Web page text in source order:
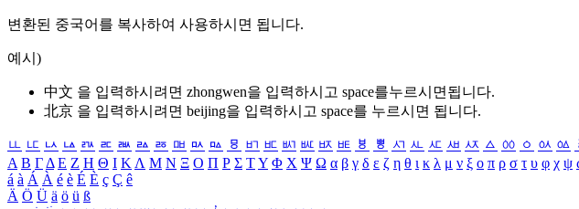
변환된 중국어를 복사하여 사용하시면 됩니다.
예시)
中文 을 입력하시려면 zhongwen을 입력하시고 space를누르시면됩니다.
北京 을 입력하시려면 beijing을 입력하시고 space를 누르시면 됩니다.
ㅥ ㅦ ㅧ ㅨ ㅩ ㅪ ㅫ ㅬ ㅭ ㅮ ㅯ ㅰ ㅱ ㅲ ㅳ ㅴ ㅵ ㅶ ㅷ ㅸ ㅹ ㅺ ㅻ ㅼ ㅽ ㅾ ㅿ ㆀ ㆁ ㆂ ㆃ
Α Β ΓΔ Ε Ζ Η Θ Ι ΚΛ Μ Ν Ξ Ο Π Ρ Σ ΤΥ Φ Χ Ψ Ω α β γ δ ε ζ η θ ι κ λ μ ν ξ ο π ρ σ τ υ φ χ ψ
á à Á À é è É È ç Ç ê
Ä Ö Ü ä ö ü ß